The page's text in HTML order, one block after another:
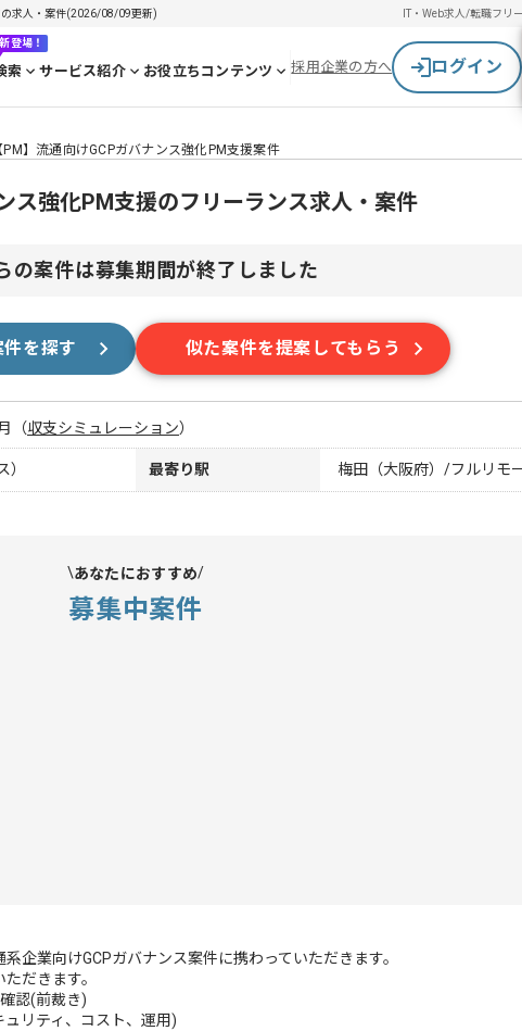
の求人・案件(2026/08/09更新) IT・Web求人/転職フリ
登場！
索 サービス紹介 お役立ちコンテンツ 採用企業の方へ ログイン
PM】流通向けGCPガバナンス強化PM支援案件
ス強化PM支援のフリーランス求人・案件
の案件は募集期間が終了しました
を探す 似た案件を提案してもらう
（収支シミュレーション）
） 最寄り駅 梅田（大阪府）/フルリモ
あなたにおすすめ
募集中案件
企業向けGCPガバナンス案件に携わっていただきます。
だきます。
認(前裁き)
リティ、コスト、運用)